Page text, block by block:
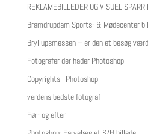
REKLAMEBILLEDER OG VISUEL
Bramdrupdam Sports- & Mødecenter
Bryllupsmessen – er den et besøg
Fotografer der hader Photoshop
Copyrights i Photoshop
verdens bedste fotograf
Før- og efter